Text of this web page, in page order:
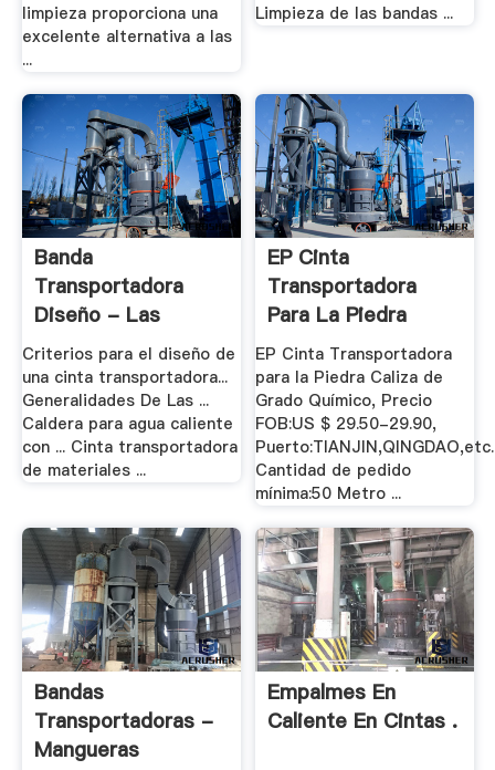
limpieza proporciona una
excelente alternativa a las
...
Limpieza de las bandas ...
Banda
Transportadora
Diseño - Las
Ventas De .
Criterios para el diseño de
una cinta transportadora...
Generalidades De Las ...
Caldera para agua caliente
con ... Cinta transportadora
de materiales ...
EP Cinta
Transportadora
Para La Piedra
Caliza De .
EP Cinta Transportadora
para la Piedra Caliza de
Grado Químico, Precio
FOB:US $ 29.50-29.90,
Cantidad de pedido
mínima:50 Metro ...
Bandas
Transportadoras -
Mangueras
Empalmes En
Caliente En Cintas .